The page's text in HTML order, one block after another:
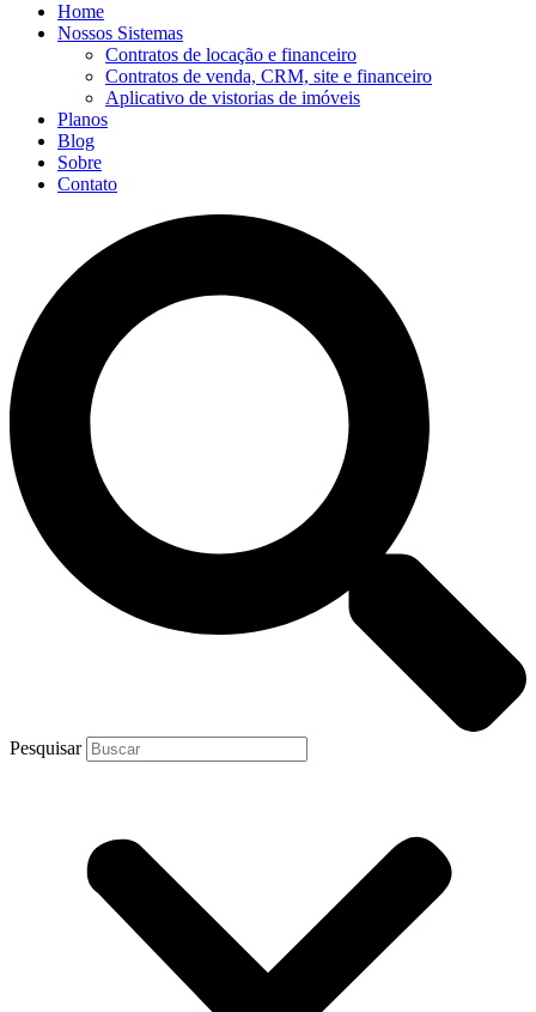
Home
Nossos Sistemas
Contratos de locação e financeiro
Contratos de venda, CRM, site e financeiro
Aplicativo de vistorias de imóveis
Planos
Blog
Sobre
Contato
Pesquisar